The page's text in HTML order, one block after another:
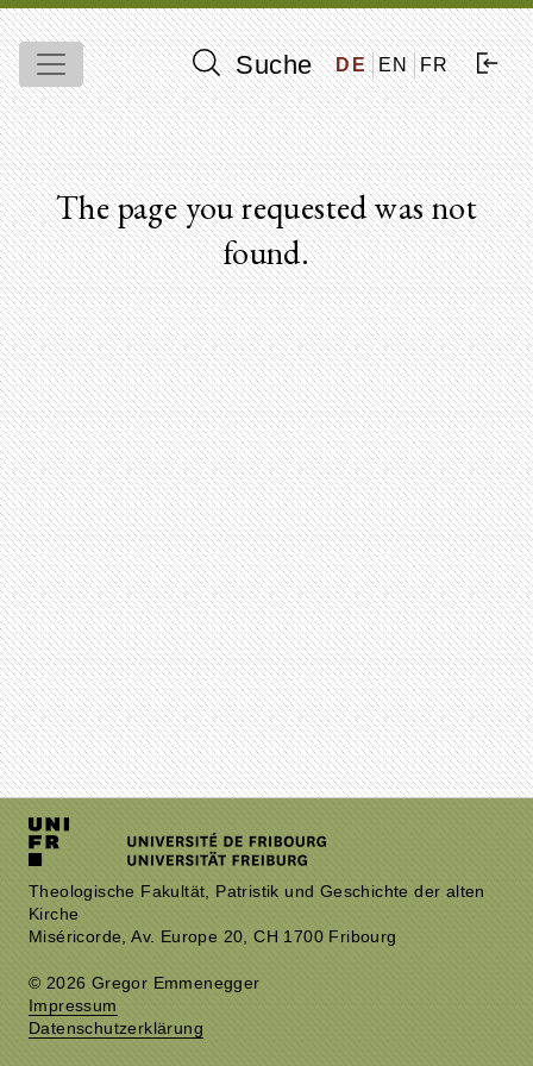
Suche DE EN FR
The page you requested was not
found.
Theologische Fakultät, Patristik und Geschichte der alten
Kirche
Miséricorde, Av. Europe 20, CH 1700 Fribourg
© 2026 Gregor Emmenegger
Impressum
Datenschutzerklärung